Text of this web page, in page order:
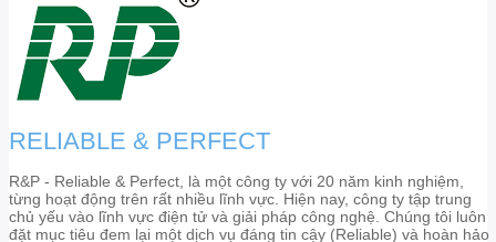
RELIABLE & PERFECT
R&P - Reliable & Perfect, là một công ty với 20 năm kinh nghiệm,
từng hoạt động trên rất nhiều lĩnh vực. Hiện nay, công ty tập trung
chủ yếu vào lĩnh vực điện tử và giải pháp công nghệ. Chúng tôi luôn
đặt mục tiêu đem lại một dịch vụ đáng tin cậy (Reliable) và hoàn hảo